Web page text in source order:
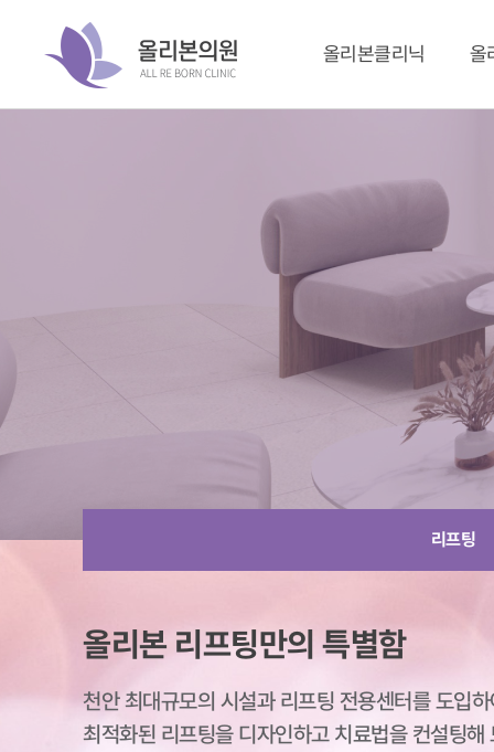
올리본클리닉 올
리프팅
올리본 리프팅만의 특별함
천안 최대규모의 시설과 리프팅 전용센터를 도입
최적화된 리프팅을 디자인하고 치료법을 컨설팅해